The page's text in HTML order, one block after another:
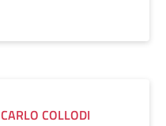
CARLO COLLODI